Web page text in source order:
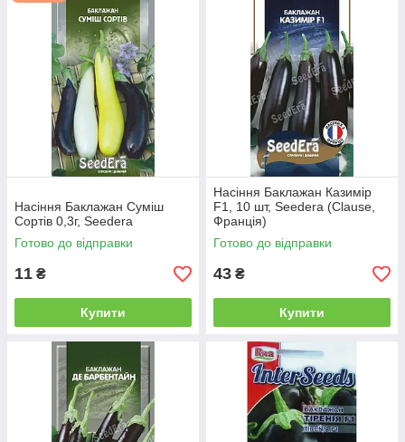
Насіння Баклажан Суміш
Сортів 0,3г, Seedera
Готово до відправки
11 ₴
Купити
Насіння Баклажан Казимір
F1, 10 шт, Seedera (Clause,
Франція)
Готово до відправки
43 ₴
Купити